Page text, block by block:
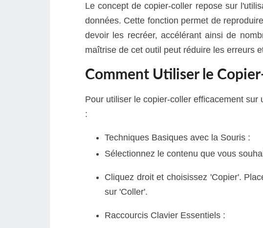
Le concept de copier-coller repose sur
données. Cette fonction permet de
devoir les recréer, accélérant ainsi de
maîtrise de cet outil peut réduire les erreurs
Comment Utiliser le
Pour utiliser le copier-coller efficacement
:
Techniques Basiques avec la Souris :
Sélectionnez le contenu que vous
Cliquez droit et choisissez 'Copier'.
sur 'Coller'.
Raccourcis Clavier Essentiels :